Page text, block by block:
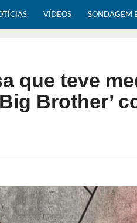
VÍDEOS SONDAGEM
que teve
Brother’